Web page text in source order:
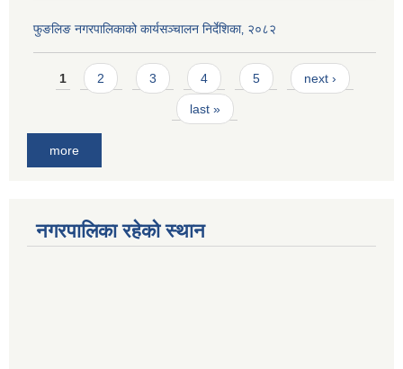
फुङलिङ नगरपालिकाको कार्यसञ्चालन निर्देशिका‚ २०८२
Pages
1 2 3 4 5 next ›
last »
more
नगरपालिका रहेको स्थान